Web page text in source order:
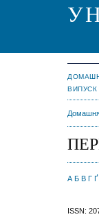
ВИПУСК
Домашня
А Б В Г Ґ
ISSN: